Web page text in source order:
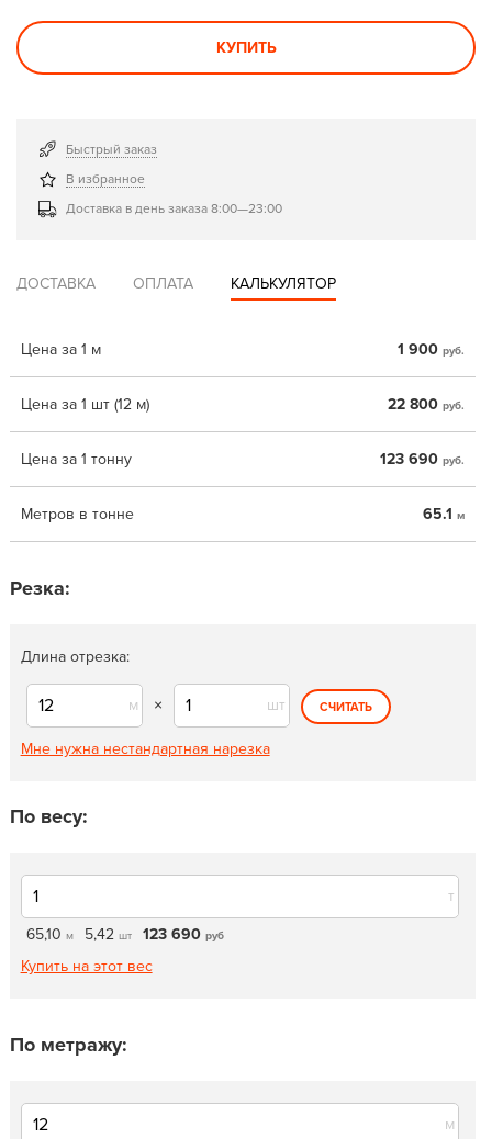
КУПИТЬ
Быстрый заказ
В избранное
Доставка в день заказа 8:00—23:00
ДОСТАВКА ОПЛАТА КАЛЬКУЛЯТОР
Цена за 1 м 1 900 руб.
Цена за 1 шт (12 м) 22 800 руб.
Цена за 1 тонну 123 690 руб.
Метров в тонне 65.1 м
Резка:
Длина отрезка:
м × шт СЧИТАТЬ
Мне нужна нестандартная нарезка
По весу:
т
65,10 м 5,42 шт 123 690 руб
Купить на этот вес
По метражу:
м